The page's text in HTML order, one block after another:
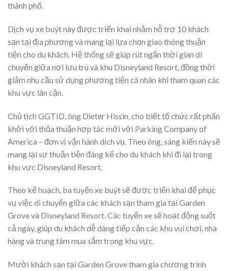
thành phố.
Dịch vụ xe buýt này được triển khai nhằm hỗ trợ 10 khách
sạn tại địa phương và mang lại lựa chọn giao thông thuận
tiện cho du khách. Hệ thống sẽ giúp rút ngắn thời gian di
chuyển giữa nơi lưu trú và khu Disneyland Resort, đồng thời
giảm nhu cầu sử dụng phương tiện cá nhân khi tham quan các
khu vực lân cận.
Chủ tịch GGTID, ông Dieter Hissin, cho biết tổ chức rất phấn
khởi với thỏa thuận hợp tác mới với Parking Company of
America – đơn vị vận hành dịch vụ. Theo ông, sáng kiến này sẽ
mang lại sự thuận tiện đáng kể cho du khách khi đi lại trong
khu vực Disneyland Resort.
Theo kế hoạch, ba tuyến xe buýt sẽ được triển khai để phục
vụ việc di chuyển giữa các khách sạn tham gia tại Garden
Grove và Disneyland Resort. Các tuyến xe sẽ hoạt động suốt
cả ngày, giúp du khách dễ dàng tiếp cận các khu vui chơi, nhà
hàng và trung tâm mua sắm trong khu vực.
Mười khách sạn tại Garden Grove tham gia chương trình